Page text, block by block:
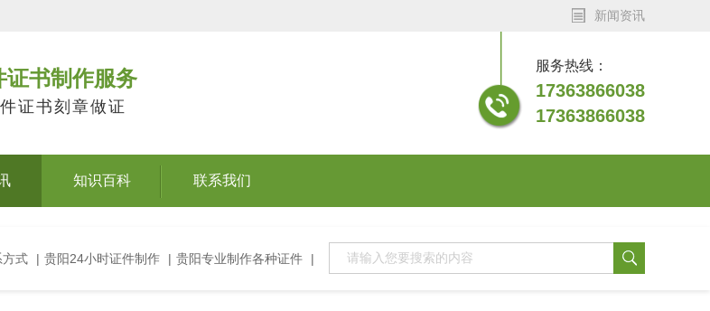
新闻资讯
证书制作服务
证书刻章做证
服务热线：
17363866038
17363866038
知识百科 联系我们
方式 | 贵阳24小时证件制作 | 贵阳专业制作各种证件 |